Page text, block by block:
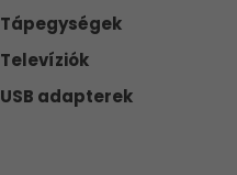
Tápegységek
Televíziók
USB adapterek